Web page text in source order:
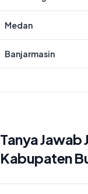
Medan
Banjarmasin
Tanya Jawab
Kabupaten